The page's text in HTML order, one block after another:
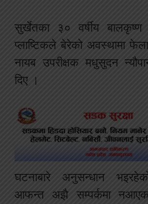
सुर्खेतका ३० वर्षीय
प्लाष्टिकले बेरेको अवस्थामा
नायब उपरीक्षक मधुसुदन
दिए ।
घटनाबारे अनुसन्धान
आफन्त अझै सम्पर्कमा